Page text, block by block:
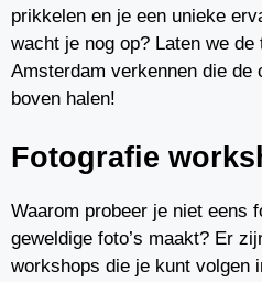
prikkelen en je een unieke
wacht je nog op? Laten we
Amsterdam verkennen die de
boven halen!
Fotografie
Waarom probeer je niet eens
geweldige foto’s maakt? Er
workshops die je kunt volgen